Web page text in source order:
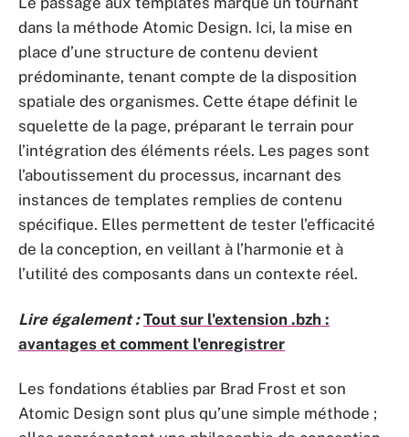
dans la méthode Atomic Design. Ici, la mise en
place d’une structure de contenu devient
prédominante, tenant compte de la disposition
spatiale des organismes. Cette étape définit le
squelette de la page, préparant le terrain pour
l’intégration des éléments réels. Les pages sont
l’aboutissement du processus, incarnant des
instances de templates remplies de contenu
spécifique. Elles permettent de tester l’efficacité
de la conception, en veillant à l’harmonie et à
l’utilité des composants dans un contexte réel.
Lire également : Tout sur l'extension .bzh :
avantages et comment l'enregistrer
Les fondations établies par Brad Frost et son
Atomic Design sont plus qu’une simple méthode ;